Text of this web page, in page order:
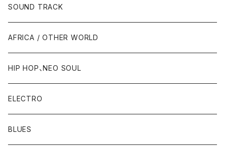
SOUND TRACK
AFRICA / OTHER WORLD
HIP HOP、NEO SOUL
ELECTRO
BLUES